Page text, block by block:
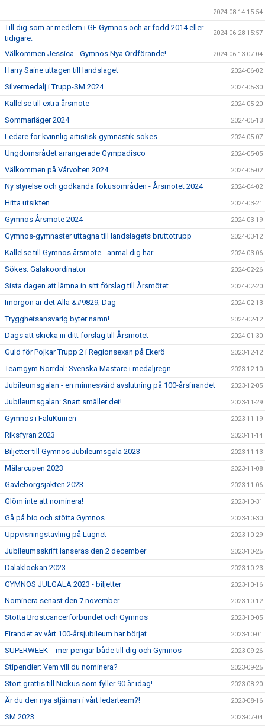
2024-08-14 15:54
Till dig som är medlem i GF Gymnos och är född 2014 eller
tidigare.
2024-06-28 15:57
Välkommen Jessica - Gymnos Nya Ordförande! 2024-06-13 07:04
Harry Saine uttagen till landslaget 2024-06-02
Silvermedalj i Trupp-SM 2024 2024-05-30
Kallelse till extra årsmöte 2024-05-20
Sommarläger 2024 2024-05-13
Ledare för kvinnlig artistisk gymnastik sökes 2024-05-07
Ungdomsrådet arrangerade Gympadisco 2024-05-05
Välkommen på Vårvolten 2024 2024-05-02
Ny styrelse och godkända fokusområden - Årsmötet 2024 2024-04-02
Hitta utsikten 2024-03-21
Gymnos Årsmöte 2024 2024-03-19
Gymnos-gymnaster uttagna till landslagets bruttotrupp 2024-03-12
Kallelse till Gymnos årsmöte - anmäl dig här 2024-03-06
Sökes: Galakoordinator 2024-02-26
Sista dagen att lämna in sitt förslag till Årsmötet 2024-02-20
Imorgon är det Alla &#9829; Dag 2024-02-13
Trygghetsansvarig byter namn! 2024-02-12
Dags att skicka in ditt förslag till Årsmötet 2024-01-30
Guld för Pojkar Trupp 2 i Regionsexan på Ekerö 2023-12-12
Teamgym Norrdal: Svenska Mästare i medaljregn 2023-12-10
Jubileumsgalan - en minnesvärd avslutning på 100-årsfirandet 2023-12-05
Jubileumsgalan: Snart smäller det! 2023-11-29
Gymnos i FaluKuriren 2023-11-19
Riksfyran 2023 2023-11-14
Biljetter till Gymnos Jubileumsgala 2023 2023-11-13
Mälarcupen 2023 2023-11-08
Gävleborgsjakten 2023 2023-11-06
Glöm inte att nominera! 2023-10-31
Gå på bio och stötta Gymnos 2023-10-30
Uppvisningstävling på Lugnet 2023-10-29
Jubileumsskrift lanseras den 2 december 2023-10-25
Dalaklockan 2023 2023-10-23
GYMNOS JULGALA 2023 - biljetter 2023-10-16
Nominera senast den 7 november 2023-10-12
Stötta Bröstcancerförbundet och Gymnos 2023-10-05
Firandet av vårt 100-årsjubileum har börjat 2023-10-01
SUPERWEEK = mer pengar både till dig och Gymnos 2023-09-26
Stipendier: Vem vill du nominera? 2023-09-25
Stort grattis till Nickus som fyller 90 år idag! 2023-08-20
Är du den nya stjärnan i vårt ledarteam?! 2023-08-16
SM 2023 2023-07-04